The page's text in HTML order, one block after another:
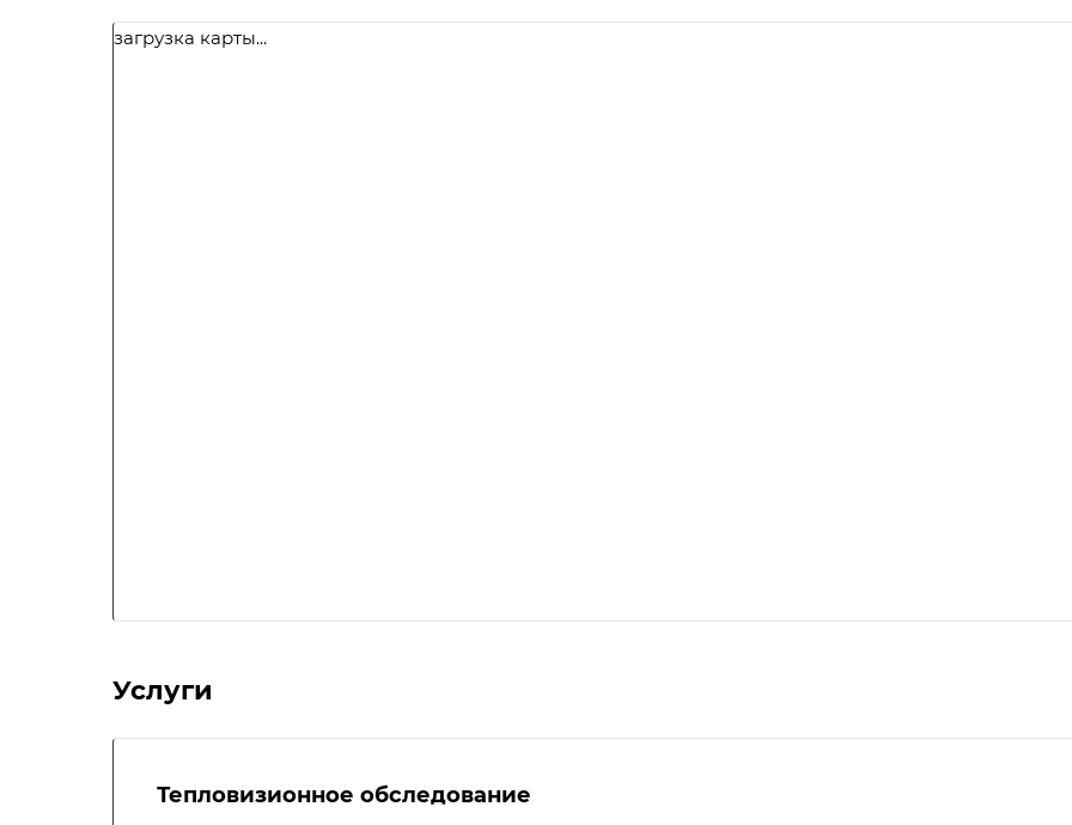
загрузка карты...
Услуги
Тепловизионное обследование